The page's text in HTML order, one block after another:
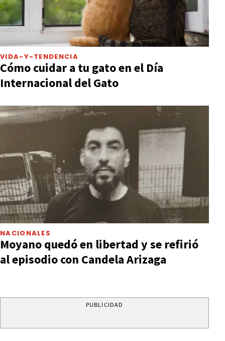
VIDA-Y-TENDENCIA
Cómo cuidar a tu gato en el Día
Internacional del Gato
NACIONALES
Moyano quedó en libertad y se refirió
al episodio con Candela Arizaga
PUBLICIDAD